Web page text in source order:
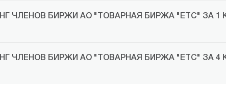
ЧЛЕНОВ БИРЖИ АО "ТОВАРНАЯ БИРЖА "ЕТС" ЗА 1
ЧЛЕНОВ БИРЖИ АО "ТОВАРНАЯ БИРЖА "ЕТС" ЗА 4